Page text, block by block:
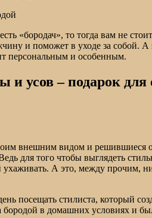
«бородач», то тогда вам не
и поможет в уходе за собой.
персональным и особенным.
и усов – подарок
внешним видом и решившиеся
для того чтобы выглядеть
А это, между прочим,
посещать стилиста, который
бородой в домашних условиях и